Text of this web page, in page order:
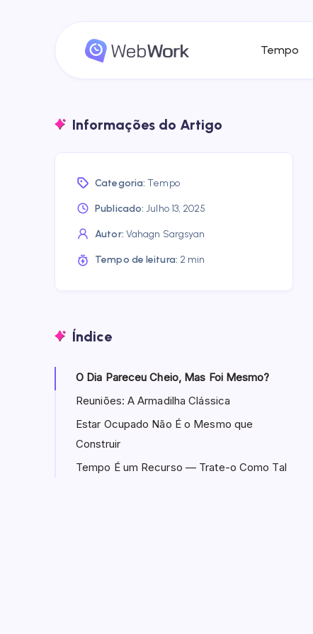
Tempo
Informações do Artigo
Categoria: Tempo
Publicado: Julho 13, 2025
Autor: Vahagn Sargsyan
Tempo de leitura: 2 min
Índice
O Dia Pareceu Cheio, Mas Foi Mesmo?
Reuniões: A Armadilha Clássica
Estar Ocupado Não É o Mesmo que
Construir
Tempo É um Recurso — Trate-o Como Tal